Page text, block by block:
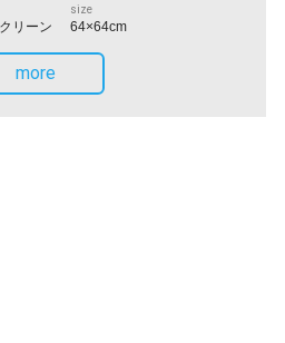
リーン
size
64×64cm
more